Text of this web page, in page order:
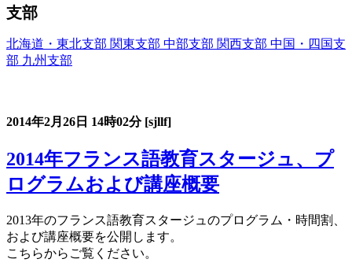
支部
北海道・東北支部 関東支部 中部支部 関西支部 中国・四国支
部 九州支部
2014年2月26日 14時02分 [sjllf]
2014年フランス語教育スタージュ、プ
ログラムおよび講座概要
2013年のフランス語教育スタージュのプログラム・時間割、
および講座概要を公開します。
こちらからご覧ください。